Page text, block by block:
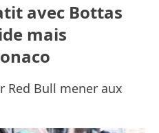
avec Bottas
mais
Red Bull mener aux